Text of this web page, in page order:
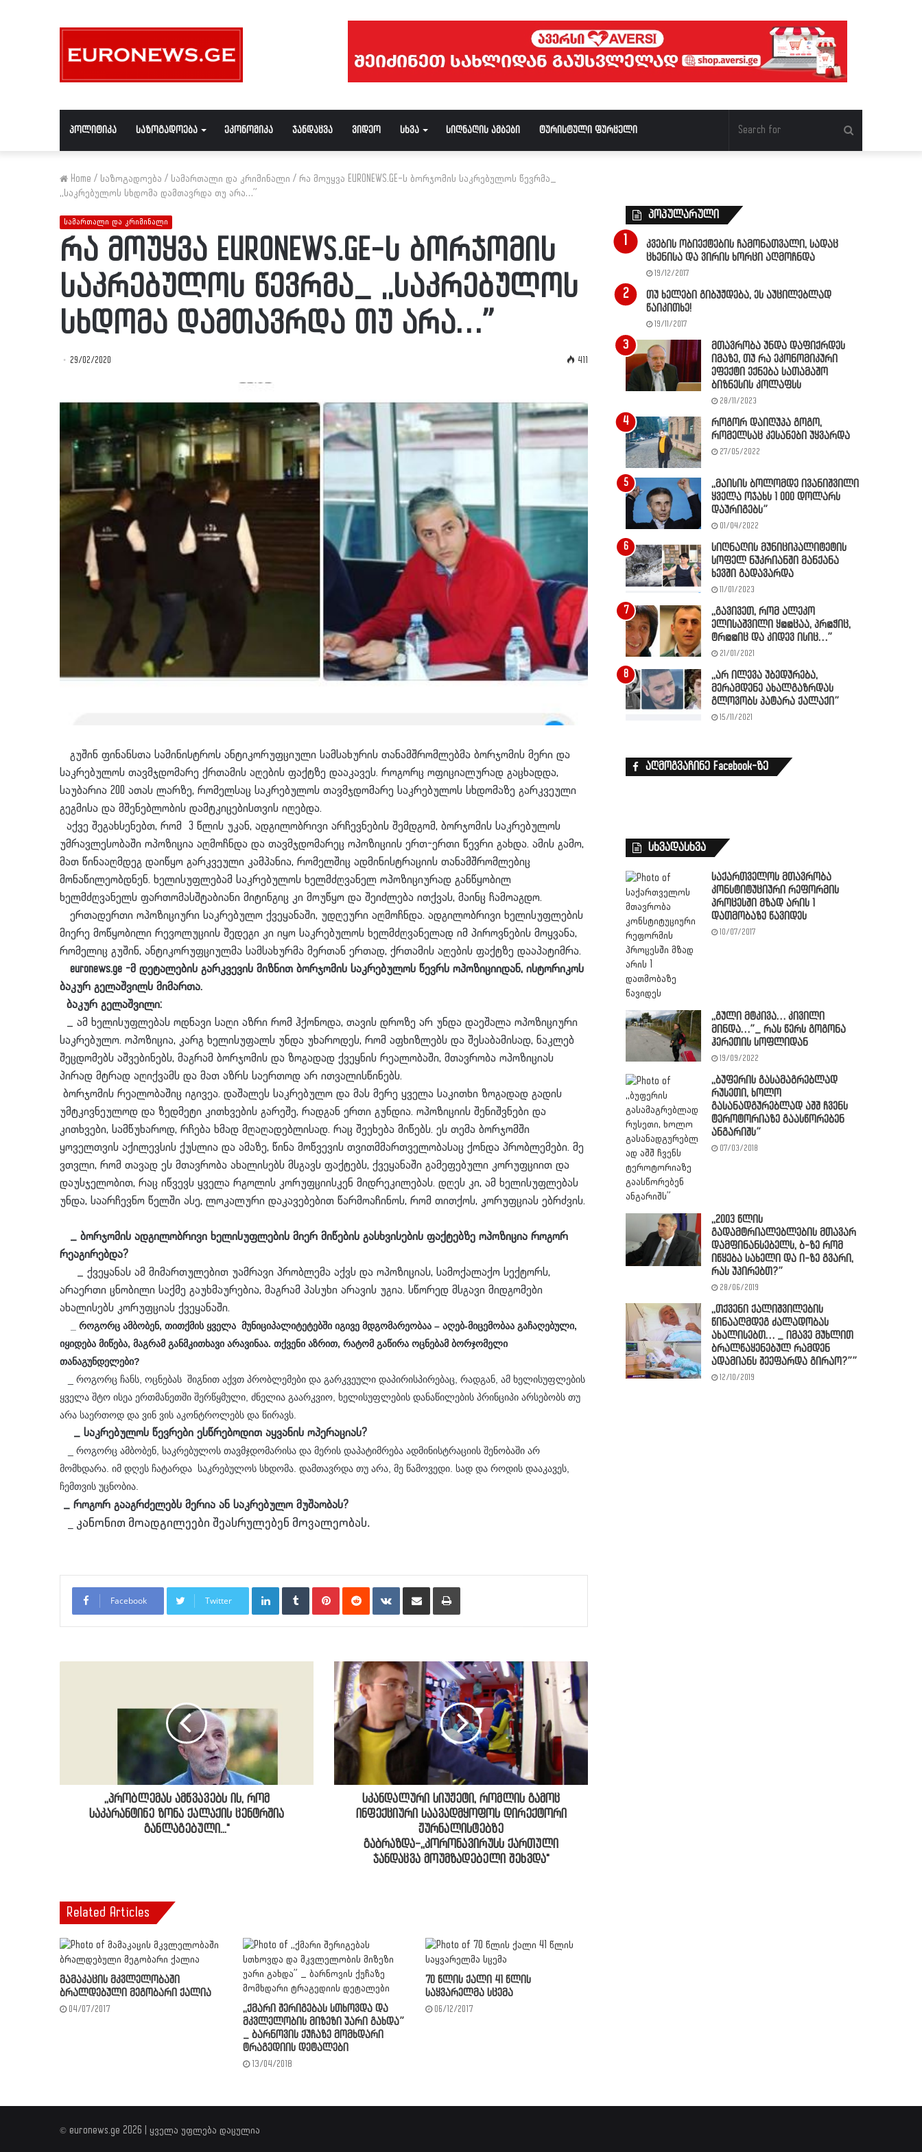
პოლიტიკა საზოგადოება ეკონომიკა ჯანდაცვა ვიდეო სხვა სიღნაღის ამბები ტურისტული ფურცელი
Home / საზოგადოება / სამართალი და კრიმინალი / რა მოუყვა EURONEWS.GE-ს ბორჯომის საკრებულოს წევრმა_
,,საკრებულოს სხდომა დამთავრდა თუ არა…”
სამართალი და კრიმინალი
რა მოუყვა EURONEWS.GE-ს ბორჯომის
საკრებულოს წევრმა_ ,,საკრებულოს
სხდომა დამთავრდა თუ არა…”
29/02/2020 411
გუშინ ფინანსთა სამინისტროს ანტიკორუფციული სამსახურის თანამშრომლებმა ბორჯომის მერი და
საკრებულოს თავმჯდომარე ქრთამის აღების ფაქტზე დააკავეს. როგორც ოფიციალურად გაცხადდა,
საუბარია 200 ათას ლარზე, რომელსაც საკრებულოს თავმჯდომარე საკრებულოს სხდომაზე გარკვეული
გეგმისა და მშენებლობის დამტკიცებისთვის იღებდა.
აქვე შეგახსენებთ, რომ 3 წლის უკან, ადგილობრივი არჩევნების შემდგომ, ბორჯომის საკრებულოს
უმრავლესობაში ოპოზიცია აღმოჩნდა და თავმჯდომარეც ოპოზიციის ერთ-ერთი წევრი გახდა. ამის გამო,
მათ წინააღმდეგ დაიწყო გარკვეული კამპანია, რომელშიც ადმინისტრაციის თანამშრომლებიც
მონაწილეობდნენ. ხელისუფლებამ საკრებულოს ხელმძღვანელ ოპოზიციურად განწყობილ
ხელმძღვანელს ფართომასშტაბიანი მიტინგიც კი მოუწყო და შეიძლება ითქვას, მაინც ჩამოაგდო.
ერთადერთი ოპოზიციური საკრებულო ქვეყანაში, უდღეური აღმოჩნდა. ადგილობრივი ხელისუფლების
მიერე მოწყობილი რევოლუციის შედეგი კი იყო საკრებულოს ხელმძღვანელად იმ პიროვნების მოყვანა,
რომელიც გუშინ, ანტიკორუფციულმა სამსახურმა მერთან ერთად, ქრთამის აღების ფაქტზე დააპატიმრა.
euronews.ge -მ დეტალების გარკვევის მიზნით ბორჯომის საკრებულოს წევრს ოპოზიციიდან, ისტორიკოს
ბაკურ გელაშვილს მიმართა.
ბაკურ გელაშვილი:
_ ამ ხელისუფლებას ოდნავი საღი აზრი რომ ჰქონოდა, თავის დროზე არ უნდა დაეშალა ოპოზიციური
საკრებულო. ოპოზიცია, კარგ ხელისუფალს უნდა უხაროდეს, რომ აფხიზლებს და შესაბამისად, ნაკლებ
შეცდომებს აშვებინებს, მაგრამ ბორჯომის და ზოგადად ქვეყნის რეალობაში, მთავრობა ოპოზიციას
პირად მტრად აღიქვამს და მათ აზრს საერთოდ არ ითვალისწინებს.
ბორჯომის რეალობაშიც იგივეა. დაშალეს საკრებულო და მას მერე ყველა საკითხი ზოგადად გადის
უმტკივნეულოდ და ზედმეტი კითხვების გარეშე, რადგან ერთი გუნდია. ოპოზიციის შენიშვნები და
კითხვები, სამწუხაროდ, რჩება ხმად მღაღადებლისად. რაც შეეხება მიწებს. ეს თემა ბორჯომში
ყოველთვის აქილევსის ქუსლია და ამაზე, წინა მოწვევის თვითმმართველობასაც ქონდა პრობლემები. მე
ვთვლი, რომ თავად ეს მთავრობა ახალისებს მსგავს ფაქტებს, ქვეყანაში გამეფებული კორუფციით და
დაუსჯელობით, რაც იწვევს ყველა რგოლის კორუფციისკენ მიდრეკილებას. დღეს კი, ამ ხელისუფლებას
უნდა, საარჩევნო წელში ასე, ლოკალური დაკავებებით წარმოაჩინოს, რომ თითქოს, კორუფციას ებრძვის.
_ ბორჯომის ადგილობრივი ხელისუფლების მიერ მიწების გასხვისების ფაქტებზე ოპოზიცია როგორ
რეაგირებდა?
_ ქვეყანას ამ მიმართულებით უამრავი პრობლემა აქვს და ოპოზიციას, სამოქალაქო სექტორს,
არაერთი ცნობილი საქმე გაუხმაურებია, მაგრამ პასუხი არავის უგია. სწორედ მსგავი მიდგომები
ახალისებს კორუფციას ქვეყანაში.
_ როგორც ამბობენ, თითქმის ყველა მუნიციპალიტეტებში იგივე მდგომარეობაა – აღებ-მიცემობაა გაჩაღებული,
იყიდება მიწება, მაგრამ განმკითხავი არავინაა. თქვენი აზრით, რატომ გაწირა ოცნებამ ბორჯომელი
თანაგუნდელები?
_ როგორც ჩანს, ოცნებას შიგნით აქვთ პრობლემები და გარკვეული დაპირისპირებაც, რადგან, ამ ხელისუფლების
ყველა შტო ისეა ერთმანეთში შერწყმული, ძნელია გაარკვიო, ხელისუფლების დანაწილების პრინციპი არსებობს თუ
არა საერთოდ და ვინ ვის აკონტროლებს და წირავს.
_ საკრებულოს წევრები ესწრებოდით აყვანის ოპერაციას?
_ როგორც ამბობენ, საკრებულოს თავმჯდომარისა და მერის დაპატიმრება ადმინისტრაციის შენობაში არ
მომხდარა. იმ დღეს ჩატარდა საკრებულოს სხდომა. დამთავრდა თუ არა, მე წამოვედი. სად და როდის დააკავეს,
ჩემთვის უცნობია.
_ როგორ გააგრძელებს მერია ან საკრებულო მუშაობას?
_ კანონით მოადგილეები შეასრულებენ მოვალეობას.
Facebook Twitter
LinkedInTumblr PinterestReddit VKontakteShare via Email Print
,,პრობლემას ამწვავებს ის, რომ
საკარანტინე ზონა ქალაქის ცენტრშია
განლაგებული..."
სკანდალური სიუჟეტი, რომლის გამოც
ინფექციური საავადმყოფოს დირექტორი
ჟურნალისტებზე
გაბრაზდა-,,კორონავირუსს ქართული
ჯანდაცვა მოუმზადებელი შეხვდა"
Related Articles
მამაკაცის მკვლელობაში
ბრალდებული მეგობარი ქალია
04/07/2017
,,ქმარი შერიგებას სთხოვდა და
მკვლელობის მიზეზი უარი გახდა”
_ ბარნოვის ქუჩაზე მომხდარი
ტრაგედიის დეტალები
13/04/2018
70 წლის ქალი 41 წლის
საყვარელმა სცემა
06/12/2017
პოპულარული
კვების ობიექტების ჩამონათვალი, სადაც
ცხენისა და ვირის ხორცი აღმოჩნდა
19/12/2017
თუ ხელები გიბუჟდება, ეს აუცილებლად
წაიკითხე!
19/11/2017
მთავრობა უნდა დაფიქრდეს
იმაზე, თუ რა ეკონომიკური
ეფექტი ექნება სათამაშო
ბიზნესის კოლაფსს
28/11/2023
როგორ დაიღუპა გოგო,
რომელსაც კესანები უყვარდა
27/05/2022
,,მაისის ბოლომდე ივანიშვილი
ყველა ოჯახს 1 000 დოლარს
დაურიგებს”
01/04/2022
სიღნაღის მუნიციპალიტეტის
სოფელ ნუკრიანში მანქანა
ხევში გადავარდა
11/01/2023
,,გავივეთ, რომ ალეკო
ელისაშვილი ყ@@ცაა, პრ@ჭიც,
ტრ@@იც და კიდევ ისიც…”
21/01/2021
,,არ ილევა უბედურება,
მერამდენე ახალგაზრდას
გლოვობს პატარა ქალაქი”
15/11/2021
აღმოგვაჩინე Facebook-ზე
სხვადასხვა
საქართველოს მთავრობა
კონსტიტუციური რეფორმის
პროცესში მზად არის 1
დათმობაზე წავიდეს
10/07/2017
,,გული მტკივა… კივილი
მინდა…”_ რას წერს გოგონა
ჰერეთის სოფლიდან
19/09/2022
,,ბუფერის გასამაგრებლად
რუსეთი, ხოლო
გასანადგურებლად აშშ ჩვენს
ტეროტორიაზე გაასწორებენ
ანგარიშს”
07/03/2018
,,2003 წლის
გადამტრიალებლების მთავარ
დამფინანსებელს, ბ-ზე რომ
იწყება სახელი და ი-ზე გვარი,
რას უპირებთ?”
28/06/2019
,,თქვენი ქალიშვილების
წინააღმდეგ ძალადობას
ახალისებთ… _ იმავე მუხლით
ბრალწაყენებულ რამდენ
ადამიანს შეეფარდა გირაო?””
12/10/2019
© euronews.ge 2026 | ყველა უფლება დაცულია